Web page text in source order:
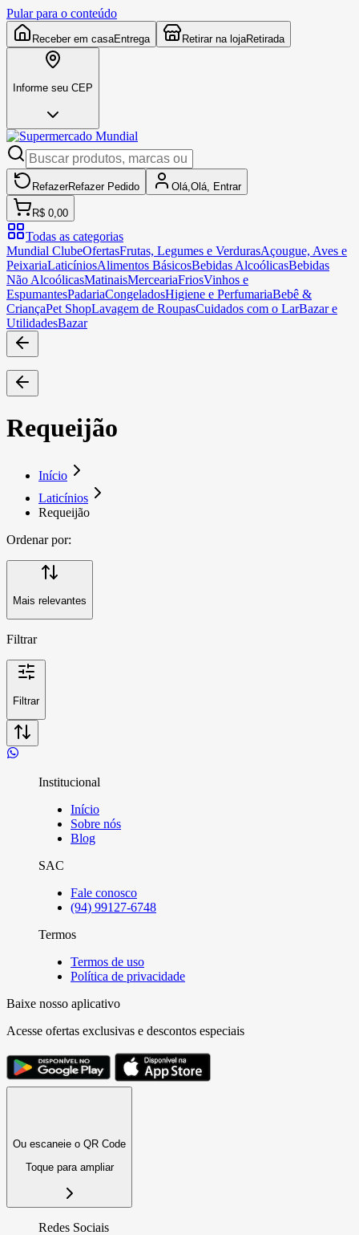
Pular para o conteúdo
Receber em casaEntrega Retirar na lojaRetirada
Informe seu CEP
RefazerRefazer Pedido Olá, Olá, Entrar
R$ 0,00
Todas as categorias
Mundial ClubeOfertasFrutas, Legumes e VerdurasAçougue, Aves e
PeixariaLaticíniosAlimentos BásicosBebidas AlcoólicasBebidas
Não AlcoólicasMatinaisMerceariaFriosVinhos e
EspumantesPadariaCongeladosHigiene e PerfumariaBebê &
CriançaPet ShopLavagem de RoupasCuidados com o LarBazar e
UtilidadesBazar
Requeijão
Início
Laticínios
Requeijão
Ordenar por:
Mais relevantes
Filtrar
Filtrar
Institucional
Início
Sobre nós
Blog
SAC
Fale conosco
(94) 99127-6748
Termos
Termos de uso
Política de privacidade
Baixe nosso aplicativo
Acesse ofertas exclusivas e descontos especiais
Ou escaneie o QR Code
Toque para ampliar
Redes Sociais